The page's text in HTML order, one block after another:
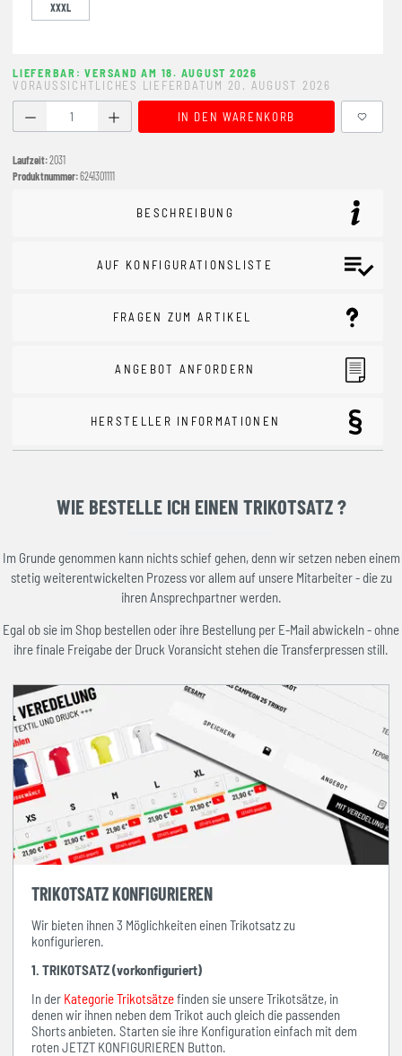
XXXL
LIEFERBAR: VERSAND AM 18. AUGUST 2026
VORAUSSICHTLICHES LIEFERDATUM 20. AUGUST 2026
Produkt Anzahl: Gib den gewünschten Wert ein oder
IN DEN WARENKORB
Laufzeit:2031
Produktnummer:6241301111
BESCHREIBUNG
AUF KONFIGURATIONSLISTE
FRAGEN ZUM ARTIKEL
ANGEBOT ANFORDERN
HERSTELLER INFORMATIONEN
WIE BESTELLE ICH EINEN TRIKOTSATZ ?
Im Grunde genommen kann nichts schief gehen, denn wir setzen neben einem
stetig weiterentwickelten Prozess vor allem auf unsere Mitarbeiter - die zu
ihren Ansprechpartner werden.
Egal ob sie im Shop bestellen oder ihre Bestellung per E-Mail abwickeln - ohne
ihre finale Freigabe der Druck Voransicht stehen die Transferpressen still.
TRIKOTSATZ KONFIGURIEREN
Wir bieten ihnen 3 Möglichkeiten einen Trikotsatz zu
konfigurieren.
1. TRIKOTSATZ (vorkonfiguriert)
In der Kategorie Trikotsätzefinden sie unsere Trikotsätze, in
denen wir ihnen neben dem Trikot auch gleich die passenden
Shorts anbieten. Starten sie ihre Konfiguration einfach mit dem
roten JETZT KONFIGURIEREN Button.